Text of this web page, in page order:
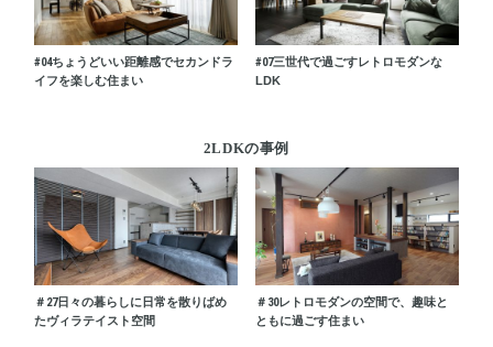
#04ちょうどいい距離感でセカンドラ
イフを楽しむ住まい
#07三世代で過ごすレトロモダンな
LDK
2LDKの事例
＃27日々の暮らしに日常を散りばめ
たヴィラテイスト空間
＃30レトロモダンの空間で、趣味と
ともに過ごす住まい